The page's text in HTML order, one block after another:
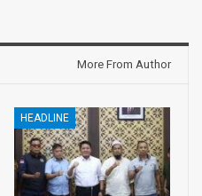
More From Author
HEADLINE